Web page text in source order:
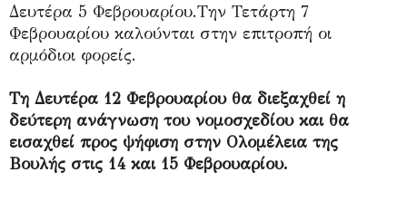
Δευτέρα 5 Φεβρουαρίου.Την Τετάρτη 7
Φεβρουαρίου καλούνται στην επιτροπή οι
αρμόδιοι φορείς.
Τη Δευτέρα 12 Φεβρουαρίου θα διεξαχθεί η
δεύτερη ανάγνωση του νομοσχεδίου και θα
εισαχθεί προς ψήφιση στην Ολομέλεια της
Βουλής στις 14 και 15 Φεβρουαρίου.